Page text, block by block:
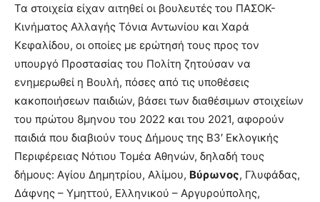
Τα στοιχεία είχαν αιτηθεί οι βουλευτές του ΠΑΣΟΚ-
Κινήματος Αλλαγής Τόνια Αντωνίου και Χαρά
Κεφαλίδου, οι οποίες με ερώτησή τους προς τον
υπουργό Προστασίας του Πολίτη ζητούσαν να
ενημερωθεί η Βουλή, πόσες από τις υποθέσεις
κακοποιήσεων παιδιών, βάσει των διαθέσιμων στοιχείων
του πρώτου 8μηνου του 2022 και του 2021, αφορούν
παιδιά που διαβιούν τους Δήμους της Β3′ Εκλογικής
Περιφέρειας Νότιου Τομέα Αθηνών, δηλαδή τους
δήμους: Αγίου Δημητρίου, Αλίμου, Βύρωνος, Γλυφάδας,
Δάφνης – Υμηττού, Ελληνικού – Αργυρούπολης,